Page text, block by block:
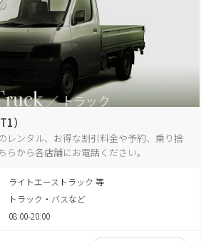
）
レンタル、お得な割引料金や予約、乗り捨
らから各店舗にお電話ください。
ライトエーストラック 等
トラック・バスなど
08:00-20:00